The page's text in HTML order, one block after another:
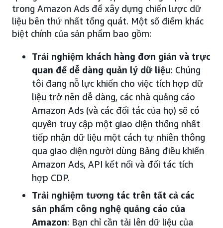
trong Amazon Ads để xây dựng chiến lược dữ
liệu bên thứ nhất tổng quát. Một số điểm khác
biệt chính của sản phẩm bao gồm:
Trải nghiệm khách hàng đơn giản và trực
quan để dễ dàng quản lý dữ liệu: Chúng
tôi đang nỗ lực khiến cho việc tích hợp dữ
liệu trở nên dễ dàng, các nhà quảng cáo
Amazon Ads (và các đối tác của họ) sẽ có
quyền truy cập một giao diện thống nhất
tiếp nhận dữ liệu một cách tự nhiên thông
qua giao diện người dùng Bảng điều khiển
Amazon Ads, API kết nối và đối tác tích
hợp CDP.
Trải nghiệm tương tác trên tất cả các
sản phẩm công nghệ quảng cáo của
Amazon: Bạn chỉ cần tải lên dữ liệu của